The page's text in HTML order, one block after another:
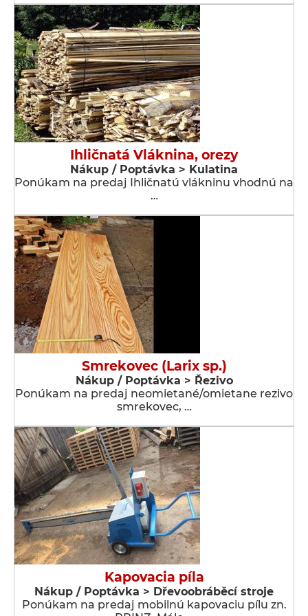
Ihličnatá Vláknina, orezy
Nákup / Poptávka > Kulatina
Ponúkam na predaj Ihličnatú vlákninu vhodnú na
…
Smrekovec (Larix sp.)
Nákup / Poptávka > Řezivo
Ponúkam na predaj neomietané/omietane rezivo
smrekovec, …
Kapovacia píla
Nákup / Poptávka > Dřevoobráběcí stroje
Ponúkam na predaj mobilnú kapovaciu pílu zn.